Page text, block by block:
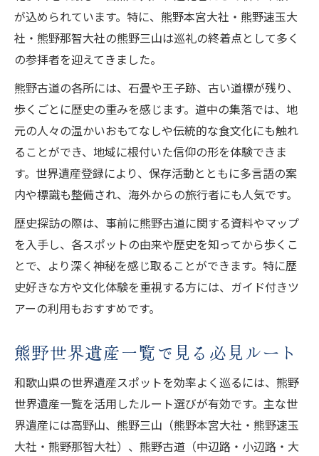
が込められています。特に、熊野本宮大社・熊野速玉大
社・熊野那智大社の熊野三山は巡礼の終着点として多く
の参拝者を迎えてきました。
熊野古道の各所には、石畳や王子跡、古い道標が残り、
歩くごとに歴史の重みを感じます。道中の集落では、地
元の人々の温かいおもてなしや伝統的な食文化にも触れ
ることができ、地域に根付いた信仰の形を体験できま
す。世界遺産登録により、保存活動とともに多言語の案
内や標識も整備され、海外からの旅行者にも人気です。
歴史探訪の際は、事前に熊野古道に関する資料やマップ
を入手し、各スポットの由来や歴史を知ってから歩くこ
とで、より深く神秘を感じ取ることができます。特に歴
史好きな方や文化体験を重視する方には、ガイド付きツ
アーの利用もおすすめです。
熊野世界遺産一覧で見る必見ルート
和歌山県の世界遺産スポットを効率よく巡るには、熊野
世界遺産一覧を活用したルート選びが有効です。主な世
界遺産には高野山、熊野三山（熊野本宮大社・熊野速玉
大社・熊野那智大社）、熊野古道（中辺路・小辺路・大